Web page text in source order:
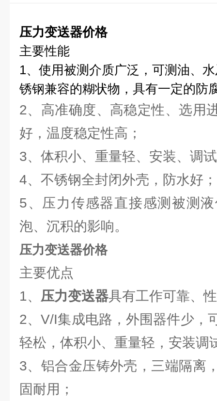
压力变送器价格
主要性能
1、使用被测介质广泛，可测油、
锈钢兼容的糊状物，具有一定的防
2、高准确度、高稳定性、选用
好，温度稳定性高；
3、体积小、重量轻、安装、调
4、不锈钢全封闭外壳，防水好；
5、压力传感器直接感测被测
泡、沉积的影响。
压力变送器价格
主要优点
1、 压力变送器具有工作可靠、
2、V/I集成电路，外围器件少，
轻松，体积小、重量轻，安装调
3、铝合金压铸外壳，三端隔离
固耐用；